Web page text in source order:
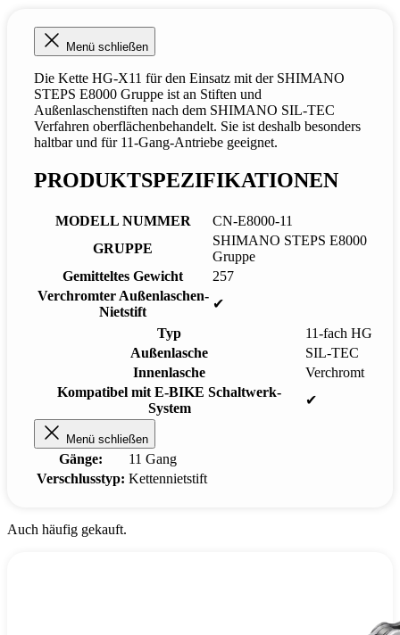
Menü schließen
Die Kette HG-X11 für den Einsatz mit der SHIMANO
STEPS E8000 Gruppe ist an Stiften und
Außenlaschenstiften nach dem SHIMANO SIL-TEC
Verfahren oberflächenbehandelt. Sie ist deshalb besonders
haltbar und für 11-Gang-Antriebe geeignet.
PRODUKTSPEZIFIKATIONEN
MODELL NUMMER
CN-E8000-11
GRUPPE
SHIMANO STEPS E8000
Gruppe
Gemitteltes Gewicht
257
Verchromter Außenlaschen-
Nietstift
✔
Typ
11-fach HG
Außenlasche
SIL-TEC
Innenlasche
Verchromt
Kompatibel mit E-BIKE Schaltwerk-
System
✔
Menü schließen
Gänge:
11 Gang
Verschlusstyp: Kettennietstift
Auch häufig gekauft.